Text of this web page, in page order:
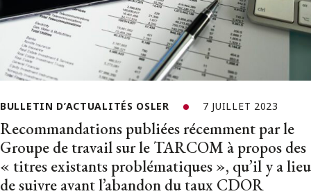
BULLETIN D’ACTUALITÉS OSLER 7 JUILLET 2023
Recommandations publiées récemment par le
Groupe de travail sur le TARCOM à propos des
« titres existants problématiques », qu’il y a lieu
de suivre avant l’abandon du taux CDOR